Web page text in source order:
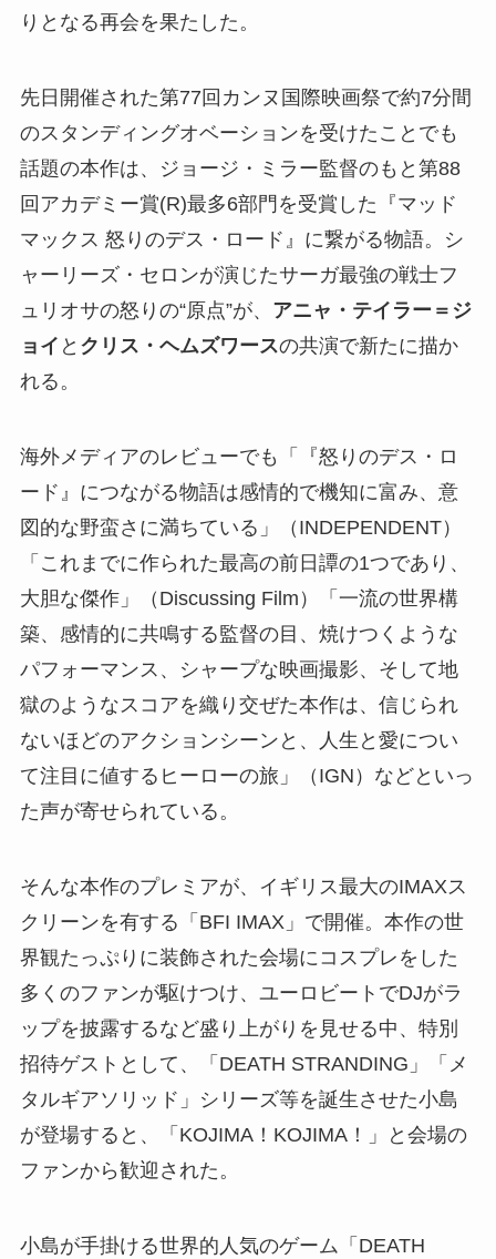
りとなる再会を果たした。
先日開催された第77回カンヌ国際映画祭で約7分間
のスタンディングオベーションを受けたことでも
話題の本作は、ジョージ・ミラー監督のもと第88
回アカデミー賞(R)最多6部門を受賞した『マッド
マックス 怒りのデス・ロード』に繋がる物語。シ
ャーリーズ・セロンが演じたサーガ最強の戦士フ
ュリオサの怒りの“原点”が、 アニャ・テイラー＝ジ
ョイ と クリス・ヘムズワースの共演で新たに描か
れる。
海外メディアのレビューでも「『怒りのデス・ロ
ード』につながる物語は感情的で機知に富み、意
図的な野蛮さに満ちている」（INDEPENDENT）
「これまでに作られた最高の前日譚の1つであり、
大胆な傑作」（Discussing Film）「一流の世界構
築、感情的に共鳴する監督の目、焼けつくような
パフォーマンス、シャープな映画撮影、そして地
獄のようなスコアを織り交ぜた本作は、信じられ
ないほどのアクションシーンと、人生と愛につい
て注目に値するヒーローの旅」（IGN）などといっ
た声が寄せられている。
そんな本作のプレミアが、イギリス最大のIMAXス
クリーンを有する「BFI IMAX」で開催。本作の世
界観たっぷりに装飾された会場にコスプレをした
多くのファンが駆けつけ、ユーロビートでDJがラ
ップを披露するなど盛り上がりを見せる中、特別
招待ゲストとして、「DEATH STRANDING」「メ
タルギアソリッド」シリーズ等を誕生させた小島
が登場すると、「KOJIMA！KOJIMA！」と会場の
ファンから歓迎された。
小島が手掛ける世界的人気のゲーム「DEATH